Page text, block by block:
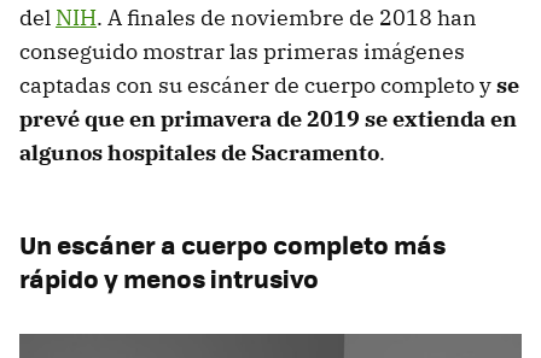
del NIH. A finales de noviembre de 2018 han
conseguido mostrar las primeras imágenes
captadas con su escáner de cuerpo completo yse
prevé que en primavera de 2019 se extienda en
algunos hospitales de Sacramento.
Un escáner a cuerpo completo más
rápido y menos intrusivo